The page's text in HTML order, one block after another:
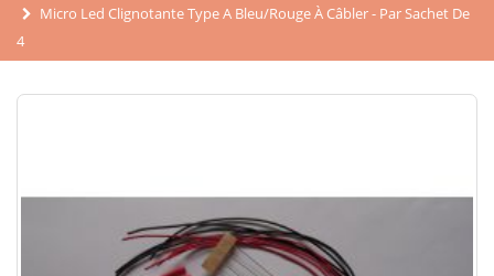
Micro Led Clignotante Type A Bleu/rouge À Câbler - Par Sachet De
4